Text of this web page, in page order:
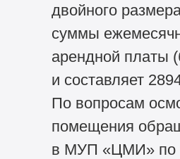
двойного
суммы
арендной платы
и составляет
По вопросам
помещения
в МУП «ЦМИ» по